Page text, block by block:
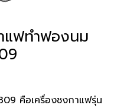
แฟทำฟองนม
คือเครื่องชงกาแฟรุ่น